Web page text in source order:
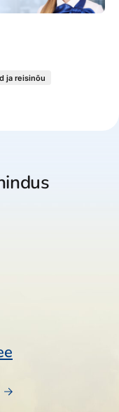
ja reisinõu